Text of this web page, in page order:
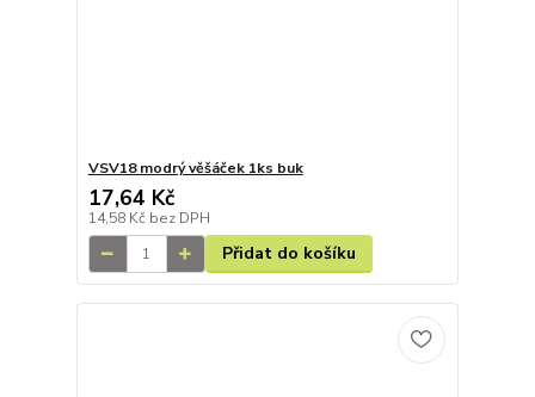
VSV18 modrý věšáček 1ks buk
17,64 Kč
14,58 Kč bez DPH
Přidat do košíku